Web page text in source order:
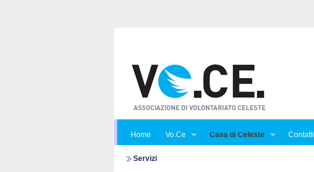
Home Vo.Ce Casa di Celeste Contatti
Servizi